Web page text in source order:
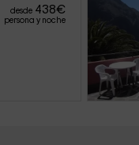
desde 438€
persona y noche